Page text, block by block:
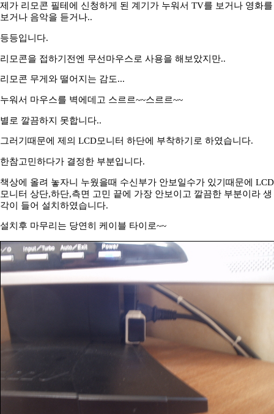
제가 리모콘 필테에 신청하게 된 계기가 누워서 TV를 보거나 영화를
보거나 음악을 듣거나..
등등입니다.
리모콘을 접하기전엔 무선마우스로 사용을 해보았지만..
리모콘 무게와 떨어지는 감도...
누워서 마우스를 벽에데고 스르르~~스르르~~
별로 깔끔하지 못합니다..
그러기때문에 제의 LCD모니터 하단에 부착하기로 하였습니다.
한참고민하다가 결정한 부분입니다.
책상에 올려 놓자니 누웠을때 수신부가 안보일수가 있기때문에 LCD
모니터 상단,하단,측면 고민 끝에 가장 안보이고 깔끔한 부분이라 생
각이 들어 설치하였습니다.
설치후 마무리는 당연히 케이블 타이로~~